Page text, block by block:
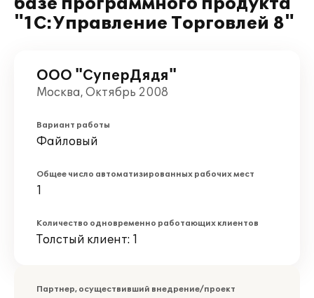
"1С:Управление Торговлей 8"
ООО "СуперДядя"
Москва, Октябрь 2008
Вариант работы
Файловый
Общее число автоматизированных рабочих мест
1
Количество одновременно работающих клиентов
Толстый клиент: 1
Партнер, осуществивший внедрение/проект